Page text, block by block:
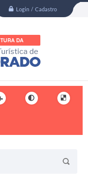
Login / Cadastro